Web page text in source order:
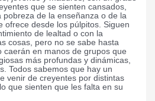
que se sienten cansados,
de la enseñanza o de la
ofrece desde los púlpitos. Siguen
de lealtad o con la
cosas, pero no se sabe hasta
caerán en manos de grupos que
más profundas y dinámicas,
Todos sabemos que hay un
venir de creyentes por distintas
que sienten que les falta en su